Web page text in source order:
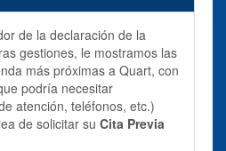
de la declaración de la
gestiones, le mostramos las
más próximas a Quart, con
podría necesitar
atención, teléfonos, etc.)
de solicitar su Cita Previa